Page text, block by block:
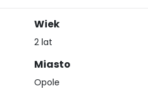
Wiek
2 lat
Miasto
Opole